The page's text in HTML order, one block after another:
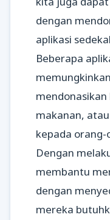
dengan
aplikasi
Beberapa
makanan,
kepada
Dengan
membantu
dengan
mereka